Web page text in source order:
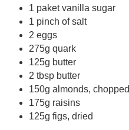
1 paket vanilla sugar
1 pinch of salt
2 eggs
275g quark
125g butter
2 tbsp butter
150g almonds, chopped
175g raisins
125g figs, dried